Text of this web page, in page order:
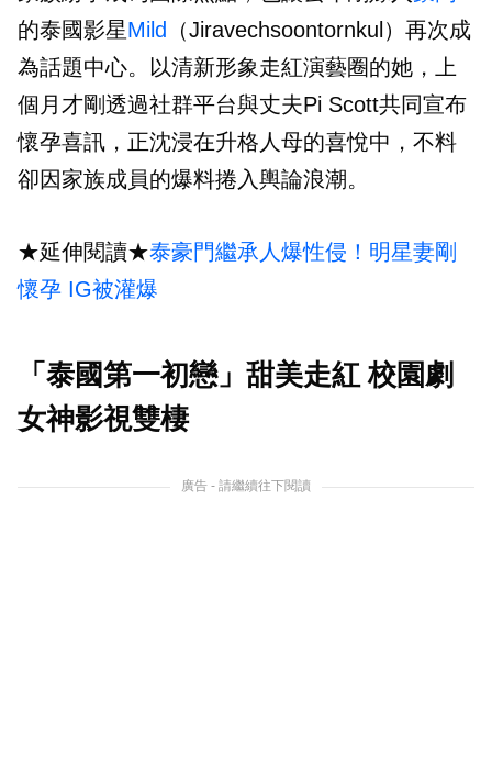
的泰國影星Mild
（Jiravechsoontornkul）再次成
為話題中心。以清新形象走紅演藝圈的她，上
個月才剛透過社群平台與丈夫Pi Scott共同宣布
懷孕喜訊，正沈浸在升格人母的喜悅中，不料
卻因家族成員的爆料捲入輿論浪潮。
★延伸閱讀★泰豪門繼承人爆性侵！明星妻剛
懷孕 IG被灌爆
「泰國第一初戀」甜美走紅 校園劇
女神影視雙棲
廣告 - 請繼續往下閱讀